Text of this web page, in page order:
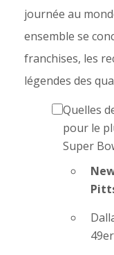
journée au
ensemble se
franchises, les
légendes des
Quelles
pour le
Super